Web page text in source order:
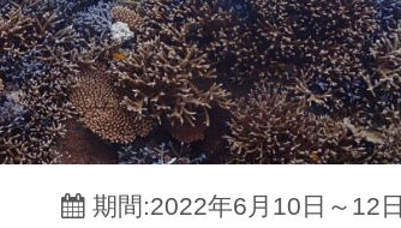
期間:2022年6月10日～12日